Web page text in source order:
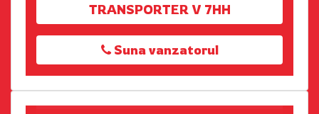
TRANSPORTER V 7HH
Suna vanzatorul